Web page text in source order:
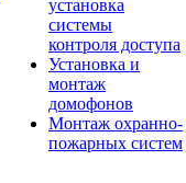
установка
системы
контроля доступа
Установка и
монтаж
домофонов
Монтаж охранно-
пожарных систем